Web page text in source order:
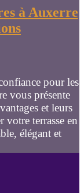
à Auxerre
pour les
vous présente
et leurs
terrasse en
élégant et